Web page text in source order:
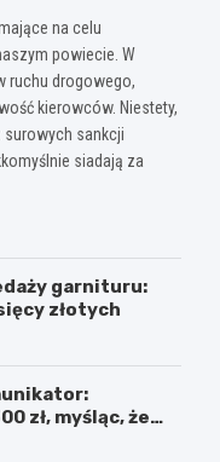
na celu
powiecie. W
ruchu drogowego,
kierowców. Niestety,
surowych sankcji
siadają za
garnituru:
złotych
zł, myśląc, że